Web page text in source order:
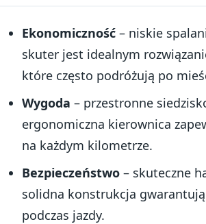
Ekonomiczność– niskie
skuter jest idealnym
które często podróżują po
Wygoda – przestronne
ergonomiczna kierownica
na każdym kilometrze.
Bezpieczeństwo– skuteczne
solidna konstrukcja
podczas jazdy.